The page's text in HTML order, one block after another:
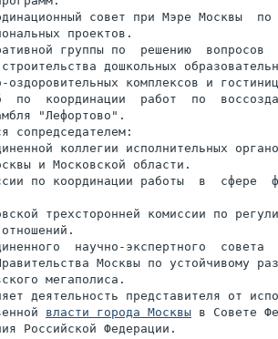
совет при Мэре Москвы  по
проектов.
группы по  решению  вопросов
дошкольных
оздоровительных комплексов и
по  координации  работ  по
"Лефортово".
сопредседателем:
коллегии исполнительных
и Московской области.
по координации работы  в  сфере
трехсторонней комиссии по
научно-экспертного  совета
Москвы по устойчивому
мегаполиса.
деятельность представителя от
власти города Москвы в Совете
Российской Федерации.